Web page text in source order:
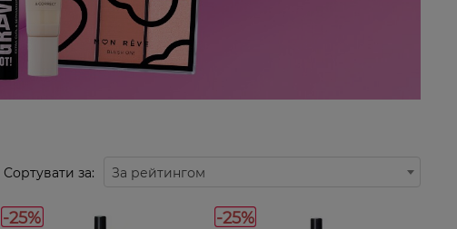
Сортувати за: За рейтингом
-25% -25%